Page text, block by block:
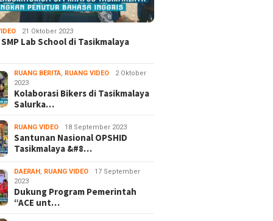
21 Oktober 2023
Lab School di Tasikmalaya
RUANG BERITA, RUANG VIDEO
2 Oktober
2023
Kolaborasi Bikers di Tasikmalaya
Salurka…
RUANG VIDEO 18 September 2023
Santunan Nasional OPSHID
Tasikmalaya &#8…
DAERAH , RUANG VIDEO
17 September
2023
Dukung Program Pemerintah
“ACE unt…